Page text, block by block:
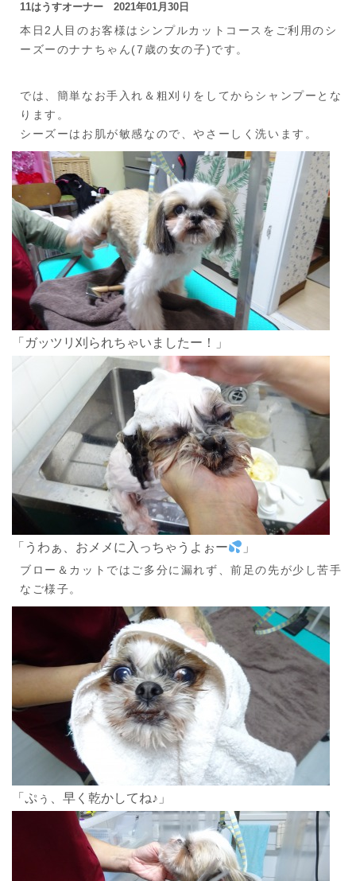
11はうすオーナー 2021年01月30日
本日2人目のお客様はシンプルカットコースをご利用のシ
ーズーのナナちゃん(7歳の女の子)です。
では、簡単なお手入れ＆粗刈りをしてからシャンプーとな
ります。
シーズーはお肌が敏感なので、やさーしく洗います。
「ガッツリ刈られちゃいましたー！」
「うわぁ、おメメに入っちゃうよぉー 」
ブロー＆カットではご多分に漏れず、前足の先が少し苦手
なご様子。
「ぷぅ、早く乾かしてね♪」